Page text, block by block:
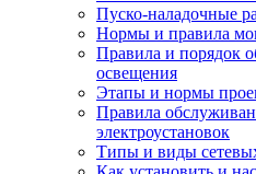
Пуско-наладочные
Нормы и правила
Правила и порядок
освещения
Этапы и нормы
Правила
электроустановок
Типы и виды